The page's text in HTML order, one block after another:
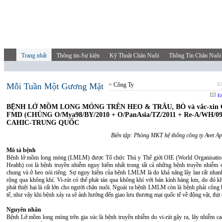
Trang nhất Thông tin-Sự kiện Kỹ Thuật Chăn Nuôi Thông Tin Chăn Nuôi
Mỗi Tuần Một Gương Mặt > Công Ty 5/
BỆNH LỞ MỒM LONG MÓNG TRÊN HEO & TRÂU, BÒ và vắc-xin
FMD (CHỦNG O/Mya98/BY/2010 + O/PanAsia/TZ/2011 + Re-A/WH/
CAHIC-TRUNG QUỐC
Biên tập: Phòng MKT hệ thống công ty Avet
Mô tả bệnh
Bệnh lở mồm long móng (LMLM) được Tổ chức Thú y Thế giới OIE (World
Health) coi là bệnh truyền nhiễm nguy hiểm nhất trong tất cả những bệnh truyền nhiễm
chung và ở heo nói riêng. Sự nguy hiểm của bệnh LMLM là do khả năng lây lan rất
rộng qua không khí. Vi-rút có thể phát tán qua không khí với bán kính hàng km, do đó
phát thiệt hại là rất lớn cho người chăn nuôi. Ngoài ra bệnh LMLM còn là bệnh phải công
tế, như vậy khi bệnh xảy ra sẽ ảnh hưởng đến giao lưu thương mại quốc tế về động vật, thịt
Nguyên nhân
Bệnh Lở mồm long móng trên gia súc là bệnh truyền nhiễm do vi-rút gây ra, lây nhiễm